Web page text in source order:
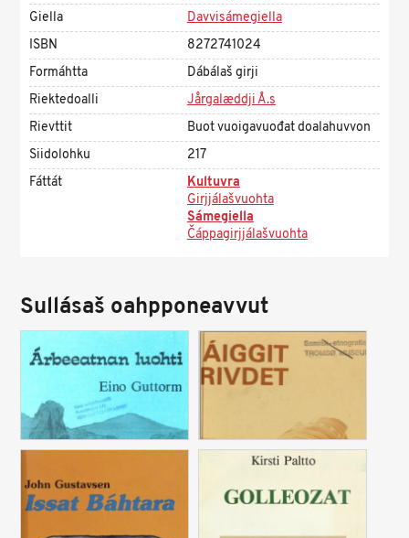
Giella
Davvisámegiella
ISBN
8272741024
Formáhtta
Dábálaš girji
Riektedoalli
Jårgalæddji Å.s
Rievttit
Buot vuoigavuođat doalahuvvon
Siidolohku
217
Fáttát
Kultuvra
Girjjálašvuohta
Sámegiella
Čáppagirjjálašvuohta
Sullásaš oahpponeavvut